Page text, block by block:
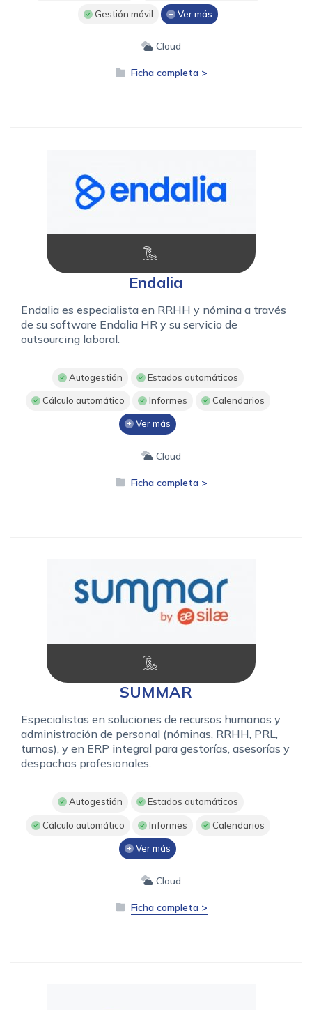
Gestión móvil Ver más
Cloud
Ficha completa >
Endalia
Endalia es especialista en RRHH y nómina a través
de su software Endalia HR y su servicio de
outsourcing laboral.
Autogestión Estados automáticos
Cálculo automático Informes Calendarios
Ver más
Cloud
Ficha completa >
SUMMAR
Especialistas en soluciones de recursos humanos y
administración de personal (nóminas, RRHH, PRL,
turnos), y en ERP integral para gestorías, asesorías y
despachos profesionales.
Autogestión Estados automáticos
Cálculo automático Informes Calendarios
Ver más
Cloud
Ficha completa >